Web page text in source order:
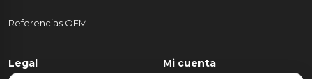
Referencias OEM
Legal Mi cuenta